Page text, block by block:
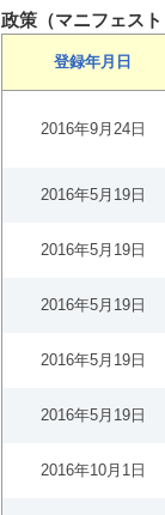
政策（マニフェス
登録年月日
2016年9月24日
2016年5月19日
2016年5月19日
2016年5月19日
2016年5月19日
2016年5月19日
2016年10月1日